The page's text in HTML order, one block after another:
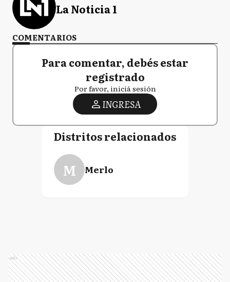
La Noticia 1
COMENTARIOS
Para comentar, debés estar
registrado
Por favor, iniciá sesión
INGRESA
Distritos relacionados
M Merlo
Ads